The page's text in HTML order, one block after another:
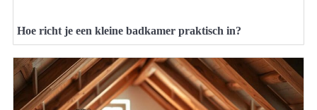
Hoe richt je een kleine badkamer praktisch in?